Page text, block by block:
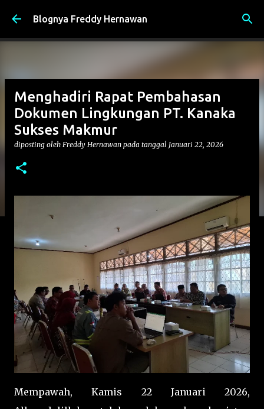
Langsung ke konten utama
Blognya Freddy Hernawan
Menghadiri Rapat Pembahasan
Dokumen Lingkungan PT. Kanaka
Sukses Makmur
diposting oleh Freddy Hernawan pada tanggal Januari 22, 2026
Mempawah, Kamis 22 Januari 2026,